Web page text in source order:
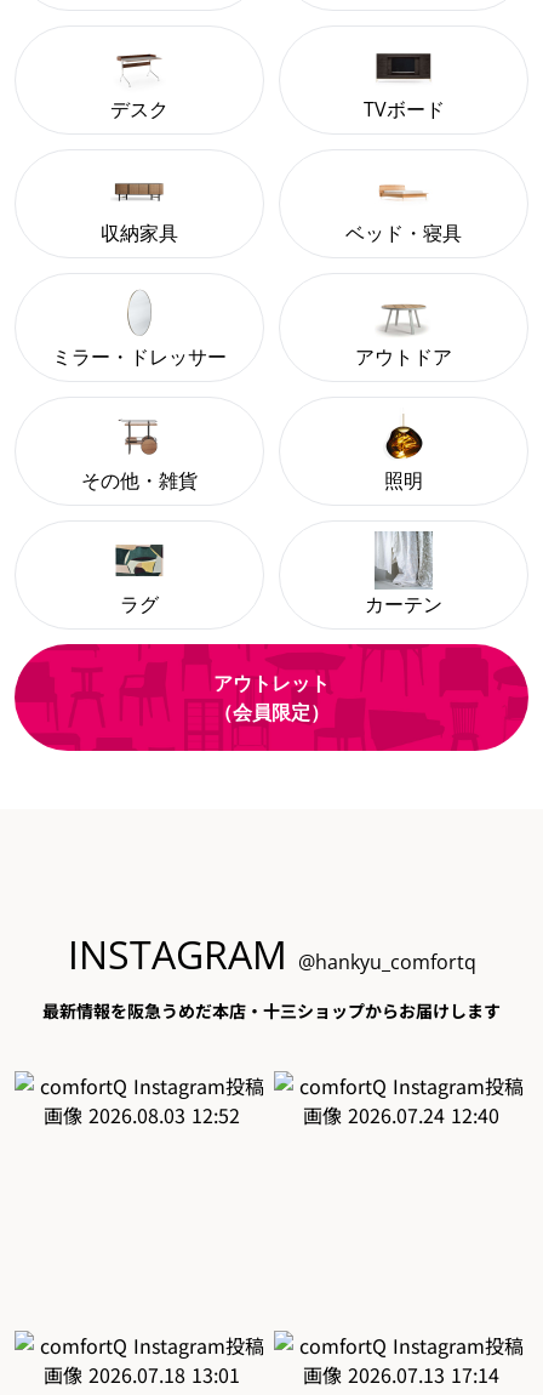
デスク TVボード
収納家具 ベッド・寝具
ミラー・ドレッサー アウトドア
その他・雑貨 照明
ラグ カーテン
アウトレット
（会員限定）
INSTAGRAM @hankyu_comfortq
最新情報を阪急うめだ本店・十三ショップからお届けします